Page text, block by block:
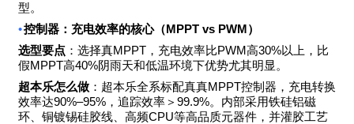
型。
•控制器：充电效率的核心（MPPT vs PWM）
选型要点 ：选择真MPPT ，充电效率比PWM高30%以上，比
假MPPT高40%阴雨天和低温环境下优势尤其明显。
超本乐怎么做 ：超本乐全系标配真真MPPT控制器，充电转换
效率达90%–95% ，追踪效率＞ 99.9%。内部采用铁硅铝磁
环、铜镀锡硅胶线、高频CPU等高品质元器件，并灌胶工艺